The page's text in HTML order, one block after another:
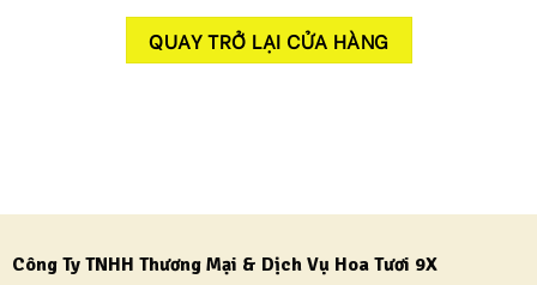
QUAY TRỞ LẠI CỬA HÀNG
Công Ty TNHH Thương Mại & Dịch Vụ Hoa Tươi 9X